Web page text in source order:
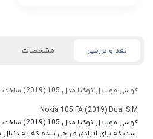
نقد و بررسی مشخصات
گوشی موبايل نوکيا مدل 105 (2019) ساخت ویتنام
Nokia 105 FA (2019) Dual SIM
گوشی موبايل
است که برای افرادی طراحی شده که به